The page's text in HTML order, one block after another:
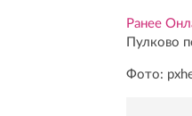
Ранее
Пулково
Фото: